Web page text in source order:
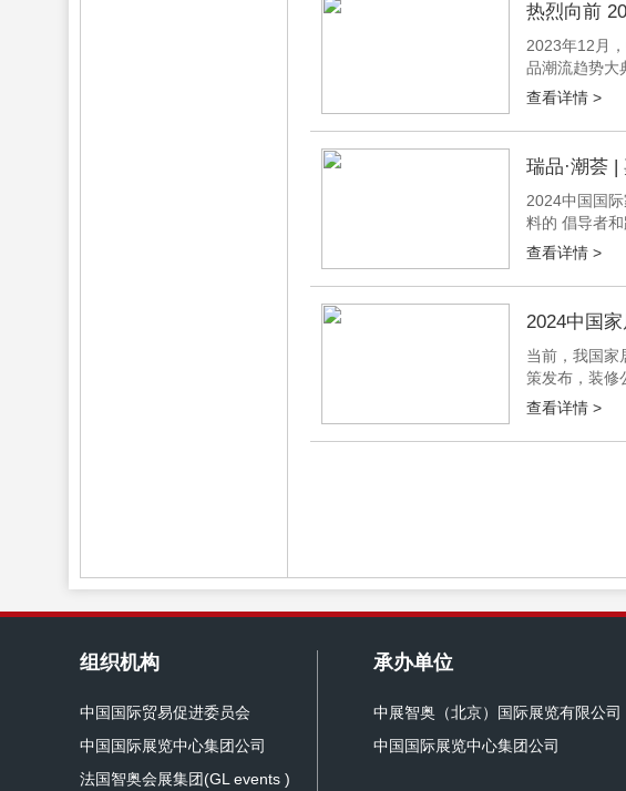
热烈向前
2023年12月
品潮流趋势大
大典、展会、
查看详情 >
瑞品·潮荟
2024中国国
料的 倡导者
元聪深圳窗帘
查看详情 >
2024中国
当前，我国家
策发布，装修
得更加谨慎理
查看详情 >
组织机构
中国国际贸易促进委员会
中国国际展览中心集团公司
法国智奥会展集团(GL events )
承办单位
中展智奥（北京）国际展览有限公司
中国国际展览中心集团公司